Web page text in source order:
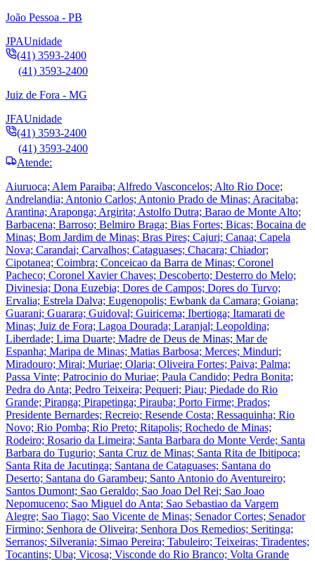
João Pessoa - PB
JPAUnidade
(41) 3593-2400
(41) 3593-2400
Juiz de Fora - MG
JFAUnidade
(41) 3593-2400
(41) 3593-2400
Atende:
Aiuruoca; Alem Paraiba; Alfredo Vasconcelos; Alto Rio Doce;
Andrelandia; Antonio Carlos; Antonio Prado de Minas; Aracitaba;
Arantina; Araponga; Argirita; Astolfo Dutra; Barao de Monte Alto;
Barbacena; Barroso; Belmiro Braga; Bias Fortes; Bicas; Bocaina de
Minas; Bom Jardim de Minas; Bras Pires; Cajuri; Canaa; Capela
Nova; Carandai; Carvalhos; Cataguases; Chacara; Chiador;
Cipotanea; Coimbra; Conceicao da Barra de Minas; Coronel
Pacheco; Coronel Xavier Chaves; Descoberto; Desterro do Melo;
Divinesia; Dona Euzebia; Dores de Campos; Dores do Turvo;
Ervalia; Estrela Dalva; Eugenopolis; Ewbank da Camara; Goiana;
Guarani; Guarara; Guidoval; Guiricema; Ibertioga; Itamarati de
Minas; Juiz de Fora; Lagoa Dourada; Laranjal; Leopoldina;
Liberdade; Lima Duarte; Madre de Deus de Minas; Mar de
Espanha; Maripa de Minas; Matias Barbosa; Merces; Minduri;
Miradouro; Mirai; Muriae; Olaria; Oliveira Fortes; Paiva; Palma;
Passa Vinte; Patrocinio do Muriae; Paula Candido; Pedra Bonita;
Pedra do Anta; Pedro Teixeira; Pequeri; Piau; Piedade do Rio
Grande; Piranga; Pirapetinga; Pirauba; Porto Firme; Prados;
Presidente Bernardes; Recreio; Resende Costa; Ressaquinha; Rio
Novo; Rio Pomba; Rio Preto; Ritapolis; Rochedo de Minas;
Rodeiro; Rosario da Limeira; Santa Barbara do Monte Verde; Santa
Barbara do Tugurio; Santa Cruz de Minas; Santa Rita de Ibitipoca;
Santa Rita de Jacutinga; Santana de Cataguases; Santana do
Deserto; Santana do Garambeu; Santo Antonio do Aventureiro;
Santos Dumont; Sao Geraldo; Sao Joao Del Rei; Sao Joao
Nepomuceno; Sao Miguel do Anta; Sao Sebastiao da Vargem
Alegre; Sao Tiago; Sao Vicente de Minas; Senador Cortes; Senador
Firmino; Senhora de Oliveira; Senhora Dos Remedios; Seritinga;
Serranos; Silverania; Simao Pereira; Tabuleiro; Teixeiras; Tiradentes;
Tocantins; Uba; Vicosa; Visconde do Rio Branco; Volta Grande